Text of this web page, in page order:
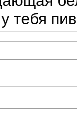
тебя